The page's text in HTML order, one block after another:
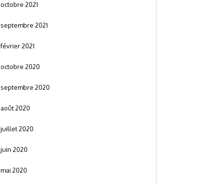
octobre 2021
septembre 2021
février 2021
octobre 2020
septembre 2020
août 2020
juillet 2020
juin 2020
mai 2020